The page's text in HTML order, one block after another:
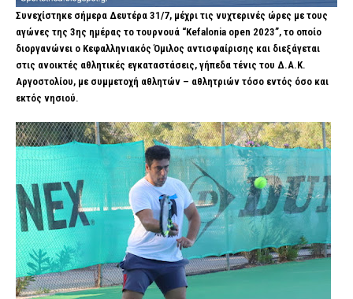
Συνεχίστηκε σήμερα Δευτέρα 31/7, μέχρι τις νυχτερινές ώρες με τους
αγώνες της 3ης ημέρας το τουρνουά “Kefalonia open 2023”, το οποίο
διοργανώνει ο Κεφαλληνιακός Όμιλος αντισφαίρισης και διεξάγεται
στις ανοικτές αθλητικές εγκαταστάσεις, γήπεδα τένις του Δ.Α.Κ.
Αργοστολίου, με συμμετοχή αθλητών – αθλητριών τόσο εντός όσο και
εκτός νησιού.